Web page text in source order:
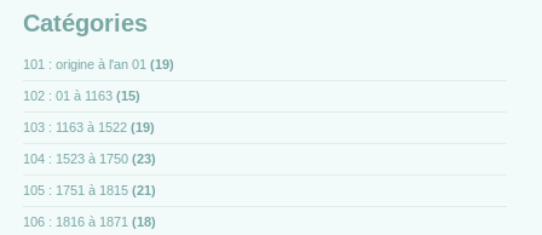
Catégories
101 : origine à l'an 01 (19)
102 : 01 à 1163 (15)
103 : 1163 à 1522 (19)
104 : 1523 à 1750 (23)
105 : 1751 à 1815 (21)
106 : 1816 à 1871 (18)